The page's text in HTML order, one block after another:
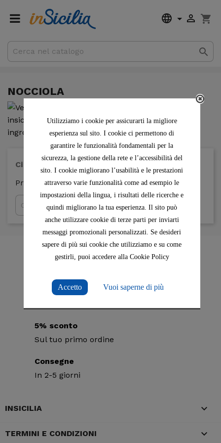
Utilizziamo i cookie per assicurarti la migliore
esperienza sul sito. I cookie ci permettono di
garantire le funzionalità fondamentali per la
sicurezza, la gestione della rete e l’accessibilità del
sito. I cookie migliorano l’usabilità e le prestazioni
attraverso varie funzionalità come ad esempio le
impostazioni della lingua, i risultati delle ricerche e
quindi migliorano la tua esperienza. Il sito può
anche utilizzare cookie di terze parti per inviarti
messaggi promozionali personalizzati. Se desideri
sapere di più sui cookie che utilizziamo e su come
gestirli, puoi accedere alla Cookie Policy
Accetto Vuoi saperne di più
  shopping_cart
Totale parziale 0,00 €

NOCCIOLA
Ci scusiamo per l'inconveniente.
Prova a fare nuovamente la ricerca

Acquisti sicuri
Spedizione gratuita
5% sconto
Sul tuo primo ordine
Consegne
In 2-5 giorni
INSICILIA 
TERMINI E CONDIZIONI 